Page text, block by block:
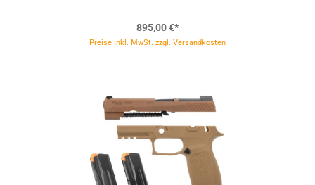
895,00 €*
Preise inkl. MwSt. zzgl. Versandkosten